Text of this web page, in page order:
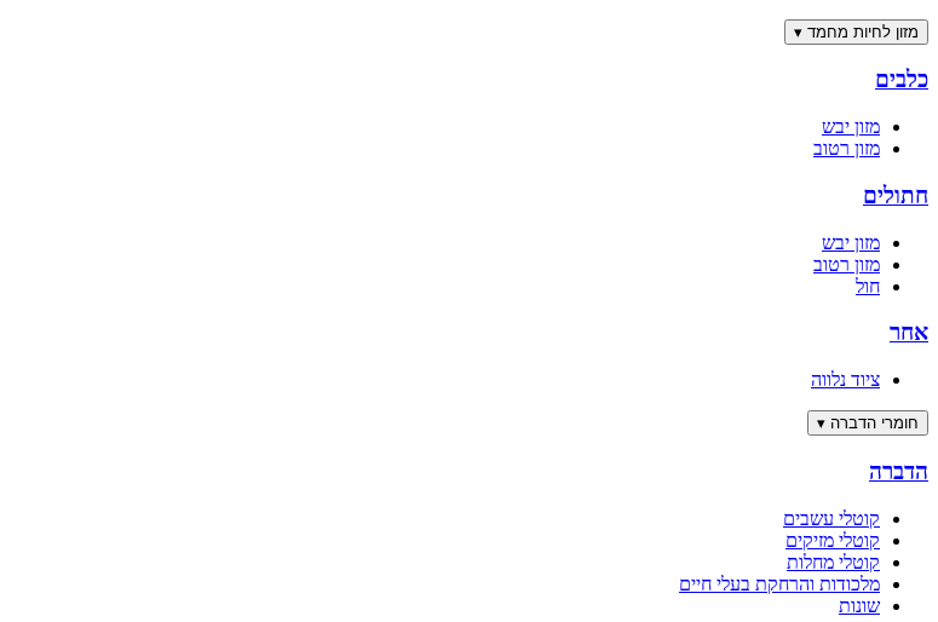
מזון לחיות מחמד ▾
כלבים
מזון יבש
מזון רטוב
חתולים
מזון יבש
מזון רטוב
חול
אחר
ציוד נלווה
חומרי הדברה ▾
הדברה
קוטלי עשבים
קוטלי מזיקים
קוטלי מחלות
מלכודות והרחקת בעלי חיים
שונות